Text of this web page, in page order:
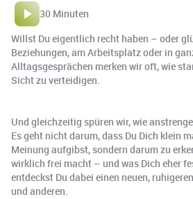
30 Minuten
Willst Du eigentlich recht haben – oder
Beziehungen, am Arbeitsplatz oder in
Alltagsgesprächen merken wir oft, wie
Sicht zu verteidigen.
Und gleichzeitig spüren wir, wie
Es geht nicht darum, dass Du Dich klein
Meinung aufgibst, sondern darum zu
wirklich frei macht – und was Dich eher
entdeckst Du dabei einen neuen,
und anderen.